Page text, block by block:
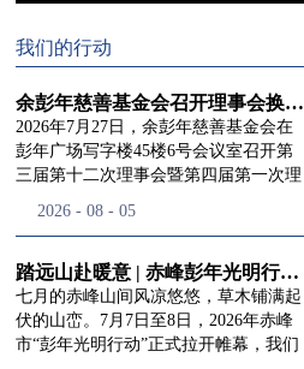
我们的行动
余彭年慈善基金会召开理事会换届会议
2026年7月27日，余彭年慈善基金会在
彭年广场写字楼45楼6号会议室召开第
三届第十二次理事会暨第四届第一次理
徐滨先生；副理事长兼秘书长彭志兵先
生、李玲辉先生、郭启兴先生及梅鑫先
生，现场列席人员:监事孙海跃先生，联
合党支部书记曾层同志。本次会议由理
事长徐滨主持，会议出席人数超过理事
2026 - 08 - 05
踏远山赴暖意 | 赤峰彭年光明行动启程，入户回访接住乡亲眼底的光亮
七月的赤峰山间风凉悠悠，草木铺满起
伏的山峦。7月7日至8日，2026年赤峰
市“彭年光明行动”正式拉开帷幕，我们